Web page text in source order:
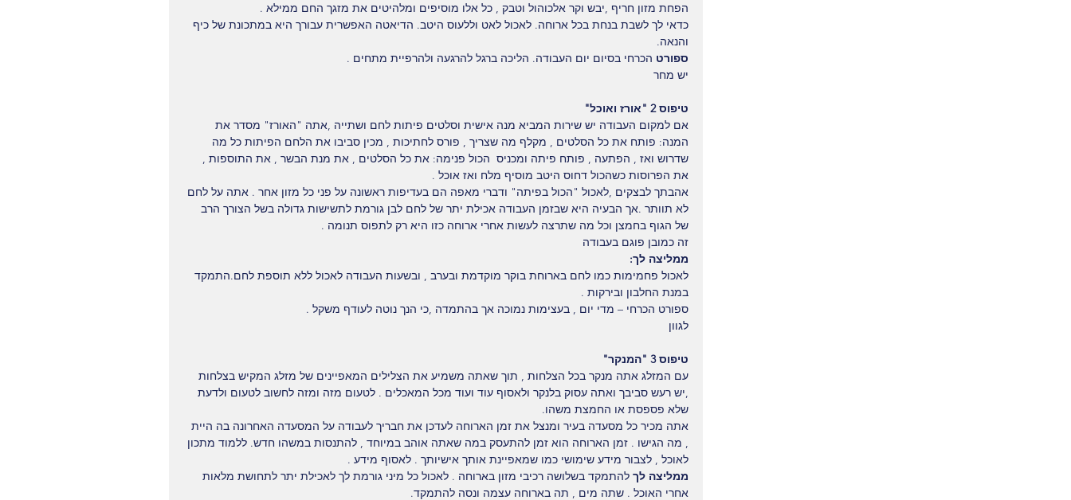
הפחת מזון חריף ,יבש וקר אלכוהול וטבק , כל אלו מוסיפים ומלהיטים את מזגך החם ממילא .
כדאי לך לשבת בנחת בכל ארוחה. לאכול לאט וללעוס היטב. הדיאטה האפשרית עבורך היא במתכונת של כיף
והנאה.
ספורט הכרחי בסיום יום העבודה. הליכה ברגל להרגעה ולהרפיית מתחים .
יש מחר
טיפוס 2 "אורז ואוכל"
אם למקום העבודה יש שירות המביא מנה אישית וסלטים פיתות לחם ושתייה ,אתה "האורז" מסדר את
המנה: פותח את כל הסלטים , מקלף מה שצריך , פורס לחתיכות , מכין סביבו את הלחם הפיתות כל מה
שדרוש ואז , הפתעה , פותח פיתה ומכניס  הכול פנימה: את כל הסלטים , את מנת הבשר , את התוספות ,
את הפרוסות כשהכול דחוס היטב מוסיף מלח ואז אוכל .
אהבתך לבצקים ,לאכול "הכול בפיתה" ודברי מאפה הם בעדיפות ראשונה על פני כל מזון אחר . אתה על לחם
לא תוותר .אך הבעיה היא שבזמן העבודה אכילת יתר של לחם לבן גורמת לתשישות גדולה בשל הצורך הרב
של הגוף בחמצן וכל מה שתרצה לעשות אחרי ארוחה כזו היא רק לתפוס תנומה .
זה כמובן פוגם בעבודה
ממליצה לך:
לאכול פחמימות כמו לחם בארוחת בוקר מוקדמת ובערב , ובשעות העבודה לאכול ללא תוספת לחם.התמקד
במנת החלבון ובירקות .
ספורט הכרחי – מדי יום , בעצימות נמוכה אך בהתמדה ,כי הנך נוטה לעודף משקל .
לגוון
טיפוס 3 "המנקר"
עם המזלג אתה מנקר בכל הצלחות , תוך שאתה משמיע את הצלילים המאפיינים של מזלג המקיש בצלחות
,יש רעש סביבך ואתה עסוק בלנקר ולאסוף עוד ועוד מכל המאכלים . לטעום מזה ומזה לחשוב לטעום ולדעת
שלא פספסת או החמצת משהו.
אתה מכיר כל מסעדה בעיר ומנצל את זמן הארוחה לעדכן את חבריך לעבודה על המסעדה האחרונה בה היית
, מה הגישו . זמן הארוחה הוא זמן להתעסק במה שאתה אוהב במיוחד , להתנסות במשהו חדש. ללמוד מתכון
לאוכל , לצבור מידע שימושי כמו שמאפיינת אותך אישיותך . לאסוף מידע .
ממליצה לך להתמקד בשלושה רכיבי מזון בארוחה . לאכול כל מיני גורמת לך לאכילת יתר לתחושת מלאות
אחרי האוכל . שתה מים , תה בארוחה עצמה ונסה להתמקד.